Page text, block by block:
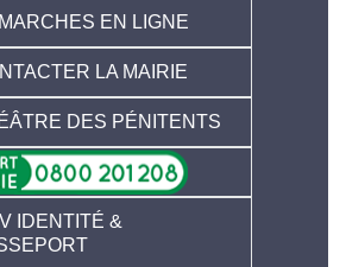
EN LIGNE
LA MAIRIE
DES PÉNITENTS
IDENTITÉ &